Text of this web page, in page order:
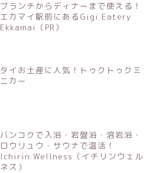
ブランチからディナーまで使える！
エカマイ駅前にあるGigi Eatery
Ekkamai（PR）
タイお土産に人気！トゥクトゥクミ
ニカー
バンコクで入浴・岩盤浴・溶岩浴・
ロウリュウ・サウナで温活！
Ichirin Wellness（イチリンウェル
ネス）